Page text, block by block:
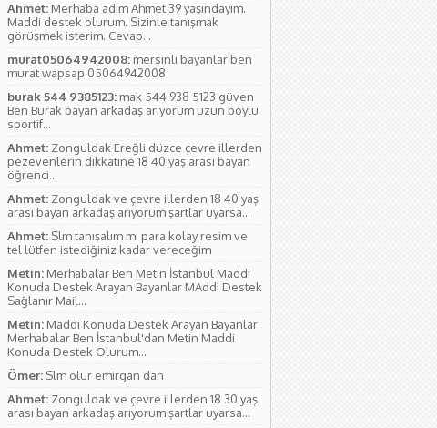
Ahmet: Merhaba adım Ahmet 39 yaşındayım.
Maddi destek olurum. Sizinle tanışmak
görüşmek isterim. Cevap...
murat05064942008: mersinli bayanlar ben
murat wapsap 05064942008
burak 544 9385123: mak 544 938 5123 güven
Ben Burak bayan arkadaş arıyorum uzun boylu
sportif...
Ahmet: Zonguldak Ereğli düzce çevre illerden
pezevenlerin dikkatine 18 40 yaş arası bayan
öğrenci...
Ahmet: Zonguldak ve çevre illerden 18 40 yaş
arası bayan arkadaş arıyorum şartlar uyarsa...
Ahmet: Slm tanışalım mı para kolay resim ve
tel lütfen istediğiniz kadar vereceğim
Metin: Merhabalar Ben Metin İstanbul Maddi
Konuda Destek Arayan Bayanlar MAddi Destek
Sağlanır Mail...
Metin: Maddi Konuda Destek Arayan Bayanlar
Merhabalar Ben İstanbul'dan Metin Maddi
Konuda Destek Olurum...
Ömer: Slm olur emirgan dan
Ahmet: Zonguldak ve çevre illerden 18 30 yaş
arası bayan arkadaş arıyorum şartlar uyarsa...